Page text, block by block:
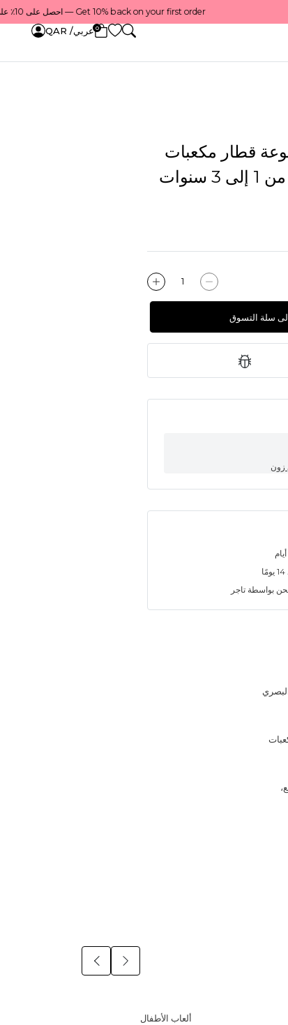
Get 10% back on your first order — احصل على 10٪ على أول طلب لك    |    Use code: Welcome10 — استخدم الرمز: Welcome10    |    Order before 1 PM for same-day delivery in Qatar — اطلب قبل الساعة 1 ظهرًا للتوصيل في نفس اليوم داخل قطر
0 عربي/ QAR
قطار مكعبات
سلة التسوق
زون
بواسطة تاجر
ألعاب الأطفال